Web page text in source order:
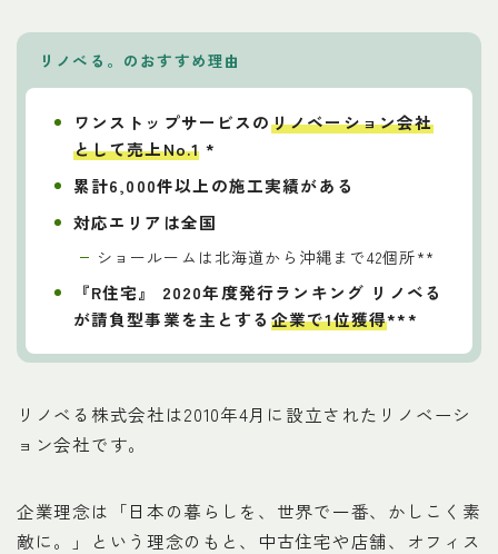
リノべる。 の おすすめ理由
ワンストップサービスのリノベーション会社
として売上No.1 *
累計6,000件以上の施工実績がある
対応エリアは全国
ショールームは北海道から沖縄まで42個所**
『R住宅』 2020年度発行ランキング リノベる
が請負型事業を主とする 企業で1位獲得***
リノベる株式会社は2010年4月に設立されたリノベーシ
ョン会社です。
企業理念は「日本の暮らしを、世界で一番、かしこく素
敵に。」という理念のもと、中古住宅や店舗、オフィス